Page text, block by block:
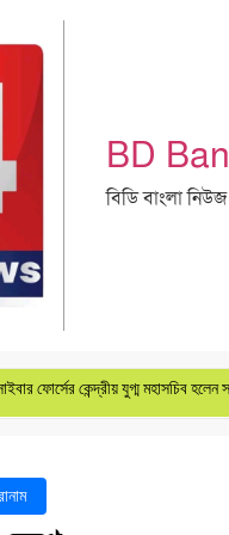
BD
বিডি বাংলা
কেন্দ্রীয় যুগ্ম মহাসচিব হলেন